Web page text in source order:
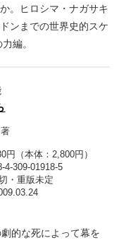
。ヒロシマ・ナガサキ
ンまでの世界史的スケ
編。
著
円（本体：2,800円）
4-309-01918-5
・重版未定
的な死によって幕を